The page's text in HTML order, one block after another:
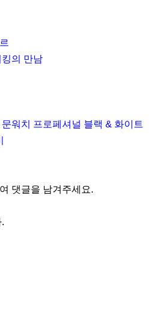
의 만남
워치 프로페셔널 블랙 & 화이트
댓글을 남겨주세요.